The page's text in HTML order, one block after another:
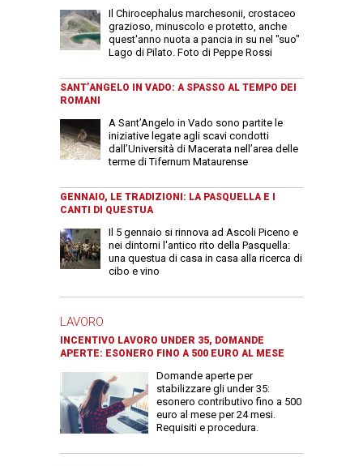
Il Chirocephalus marchesonii, crostaceo
grazioso, minuscolo e protetto, anche
quest'anno nuota a pancia in su nel "suo"
Lago di Pilato. Foto di Peppe Rossi
SANT’ANGELO IN VADO: A SPASSO AL TEMPO DEI
ROMANI
A Sant’Angelo in Vado sono partite le
iniziative legate agli scavi condotti
dall’Università di Macerata nell’area delle
terme di Tifernum Mataurense
GENNAIO, LE TRADIZIONI: LA PASQUELLA E I
CANTI DI QUESTUA
Il 5 gennaio si rinnova ad Ascoli Piceno e
nei dintorni l'antico rito della Pasquella:
una questua di casa in casa alla ricerca di
cibo e vino
LAVORO
INCENTIVO LAVORO UNDER 35, DOMANDE
APERTE: ESONERO FINO A 500 EURO AL MESE
Domande aperte per
stabilizzare gli under 35:
esonero contributivo fino a 500
euro al mese per 24 mesi.
Requisiti e procedura.